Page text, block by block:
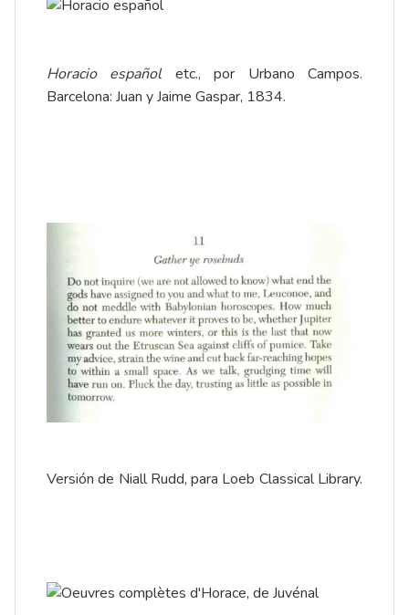
Horacio españoletc., por Urbano Campos.
Barcelona: Juan y Jaime Gaspar, 1834.
Versión de Niall Rudd, para Loeb Classical Library.